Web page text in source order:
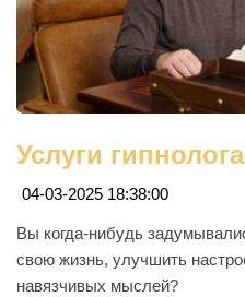
Услуги
04-03-2025 18:38:00
Вы когда-нибудь
свою жизнь, улучшить
навязчивых мыслей?